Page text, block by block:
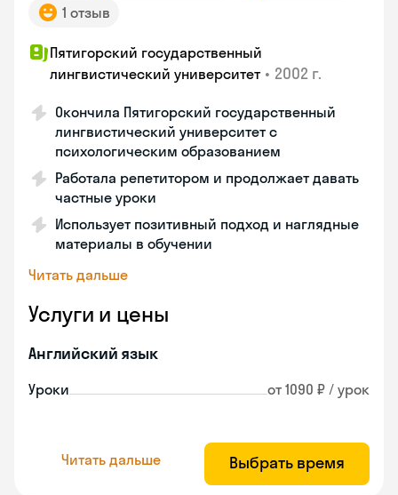
1 отзыв
Пятигорский государственный
лингвистический университет • 2002 г.
Окончила Пятигорский государственный
лингвистический университет с
психологическим образованием
Работала репетитором и продолжает давать
частные уроки
Использует позитивный подход и наглядные
материалы в обучении
Читать дальше
Услуги и цены
Английский язык
Уроки от 1090 ₽ / урок
Читать дальше Выбрать время